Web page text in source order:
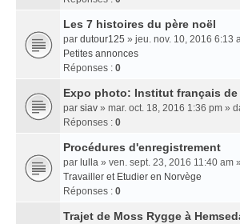
Les 7 histoires du père noël
par dutour125 » jeu. nov. 10, 2016 6:13
Petites annonces
Réponses : 0
Expo photo: Institut français de
par siav » mar. oct. 18, 2016 1:36 pm »
Réponses : 0
Procédures d'enregistrement
par lulla » ven. sept. 23, 2016 11:40 am
Travailler et Etudier en Norvège
Réponses : 0
Trajet de Moss Rygge à